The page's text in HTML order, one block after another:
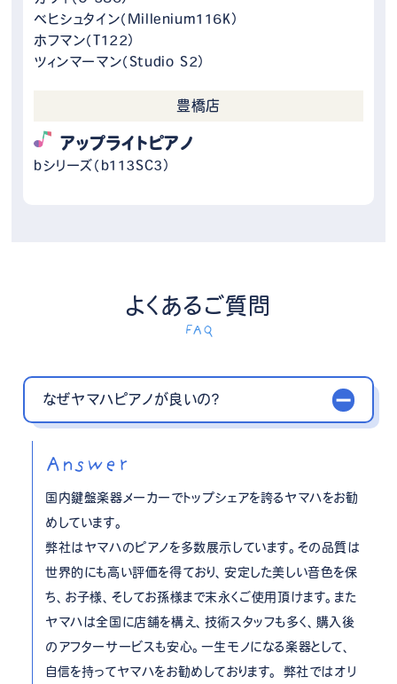
ベヒシュタイン（Millenium116K）
ホフマン（T122）
ツィンマーマン（Studio S2）
豊橋店
アップライトピアノ
bシリーズ（b113SC3）
よくあるご質問
FAQ
なぜヤマハピアノが良いの？
Answer
国内鍵盤楽器メーカーでトップシェアを誇るヤマハをお勧
めしています。
弊社はヤマハのピアノを多数展示しています。その品質は
世界的にも高い評価を得ており、安定した美しい音色を保
ち、お子様、そしてお孫様まで末永くご使用頂けます。また
ヤマハは全国に店舗を構え、技術スタッフも多く、購入後
のアフターサービスも安心。一生モノになる楽器として、
自信を持ってヤマハをお勧めしております。 弊社ではオリ